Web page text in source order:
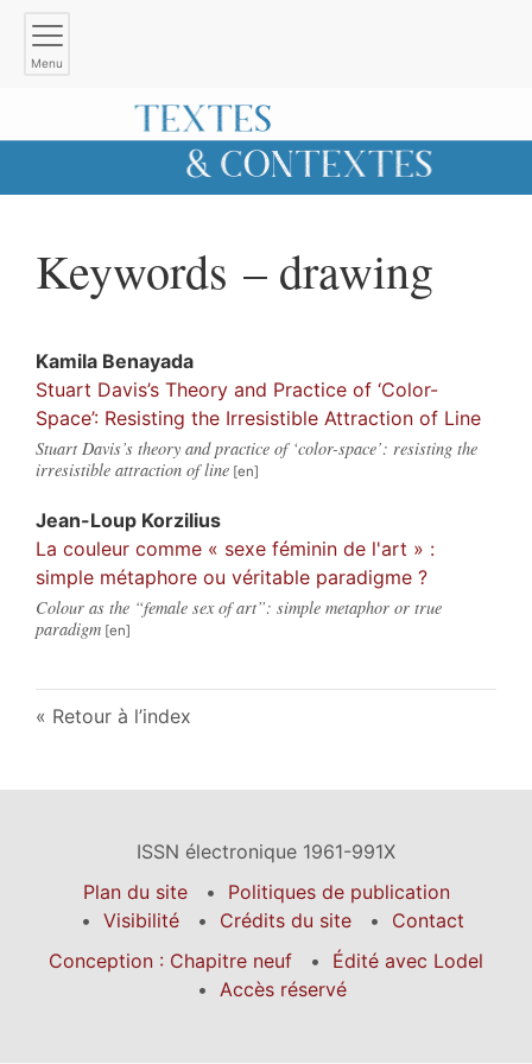
Menu
Keywords – drawing
Kamila Benayada
Stuart Davis’s Theory and Practice of ‘Color-
Space’: Resisting the Irresistible Attraction of Line
Stuart Davis’s theory and practice of ‘color-space’: resisting the
irresistible attraction of line
Jean-Loup Korzilius
La couleur comme « sexe féminin de l'art » :
simple métaphore ou véritable paradigme ?
Colour as the “female sex of art”: simple metaphor or true
paradigm
Retour à l’index
ISSN électronique 1961-991X
Plan du site
Politiques de publication
Visibilité
Crédits du site
Contact
Conception : Chapitre neuf
Édité avec Lodel
Accès réservé